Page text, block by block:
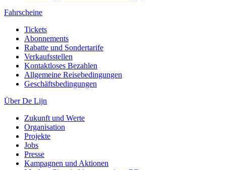
Fahrscheine
Tickets
Abonnements
Rabatte und Sondertarife
Verkaufsstellen
Kontaktloses Bezahlen
Allgemeine Reisebedingungen
Geschäftsbedingungen
Über De Lijn
Zukunft und Werte
Organisation
Projekte
Jobs
Presse
Kampagnen und Aktionen